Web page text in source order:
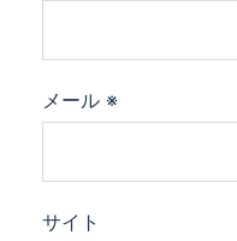
メール ※
サイト